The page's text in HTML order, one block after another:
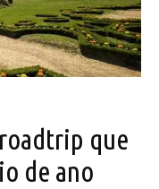
que
de ano